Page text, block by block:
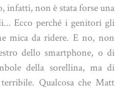
infatti, non è stata forse una
Ecco perché i genitori gli
mica da ridere. E no, non
dello smartphone, o di
della sorellina, ma di
Qualcosa che Matt